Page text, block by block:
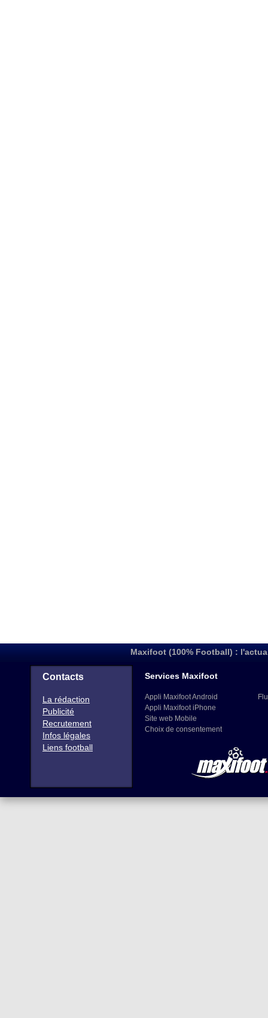
Maxifoot (100% Football) :
Contacts
La rédaction
Publicité
Recrutement
Infos légales
Liens football
Services Maxifoot
Appli Maxifoot Android
Appli Maxifoot iPhone
Site web Mobile
Choix de consentement